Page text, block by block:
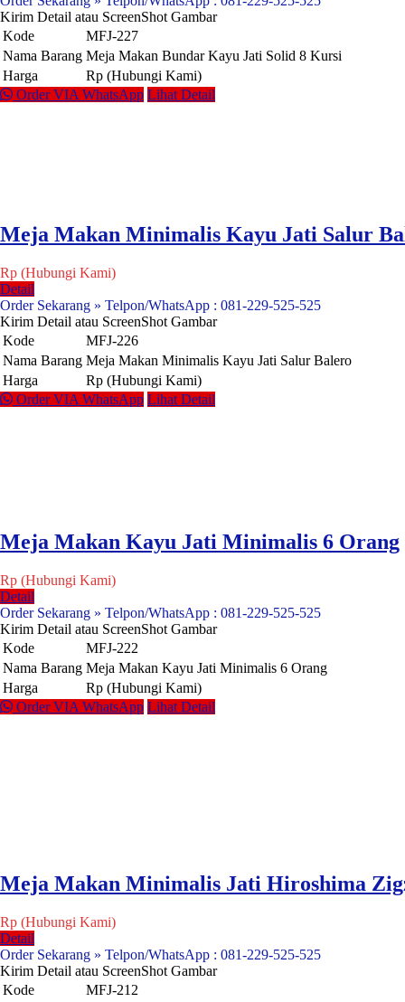
Kirim Detail atau ScreenShot Gambar
Kode
MFJ-227
Nama Barang Meja Makan Bundar Kayu Jati Solid 8 Kursi
Harga
Rp (Hubungi Kami)
Order VIA WhatsApp Lihat Detail
Meja Makan Minimalis Kayu Jati Salur
Rp (Hubungi Kami)
Detail
Order Sekarang » Telpon/WhatsApp : 081-229-525-525
Kirim Detail atau ScreenShot Gambar
Kode
MFJ-226
Nama Barang Meja Makan Minimalis Kayu Jati Salur Balero
Harga
Rp (Hubungi Kami)
Order VIA WhatsApp Lihat Detail
Meja Makan Kayu Jati Minimalis 6 Orang
Rp (Hubungi Kami)
Detail
Order Sekarang » Telpon/WhatsApp : 081-229-525-525
Kirim Detail atau ScreenShot Gambar
Kode
MFJ-222
Nama Barang Meja Makan Kayu Jati Minimalis 6 Orang
Harga
Rp (Hubungi Kami)
Order VIA WhatsApp Lihat Detail
Meja Makan Minimalis Jati Hiroshima
Rp (Hubungi Kami)
Detail
Order Sekarang » Telpon/WhatsApp : 081-229-525-525
Kirim Detail atau ScreenShot Gambar
Kode
MFJ-212